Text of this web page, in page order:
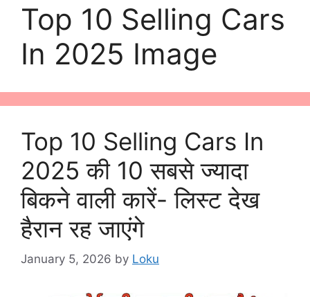
Top 10 Selling Cars
In 2025 Image
Top 10 Selling Cars In
2025 की 10 सबसे ज्यादा
बिकने वाली कारें- लिस्ट देख
हैरान रह जाएंगे
January 5, 2026 by Loku